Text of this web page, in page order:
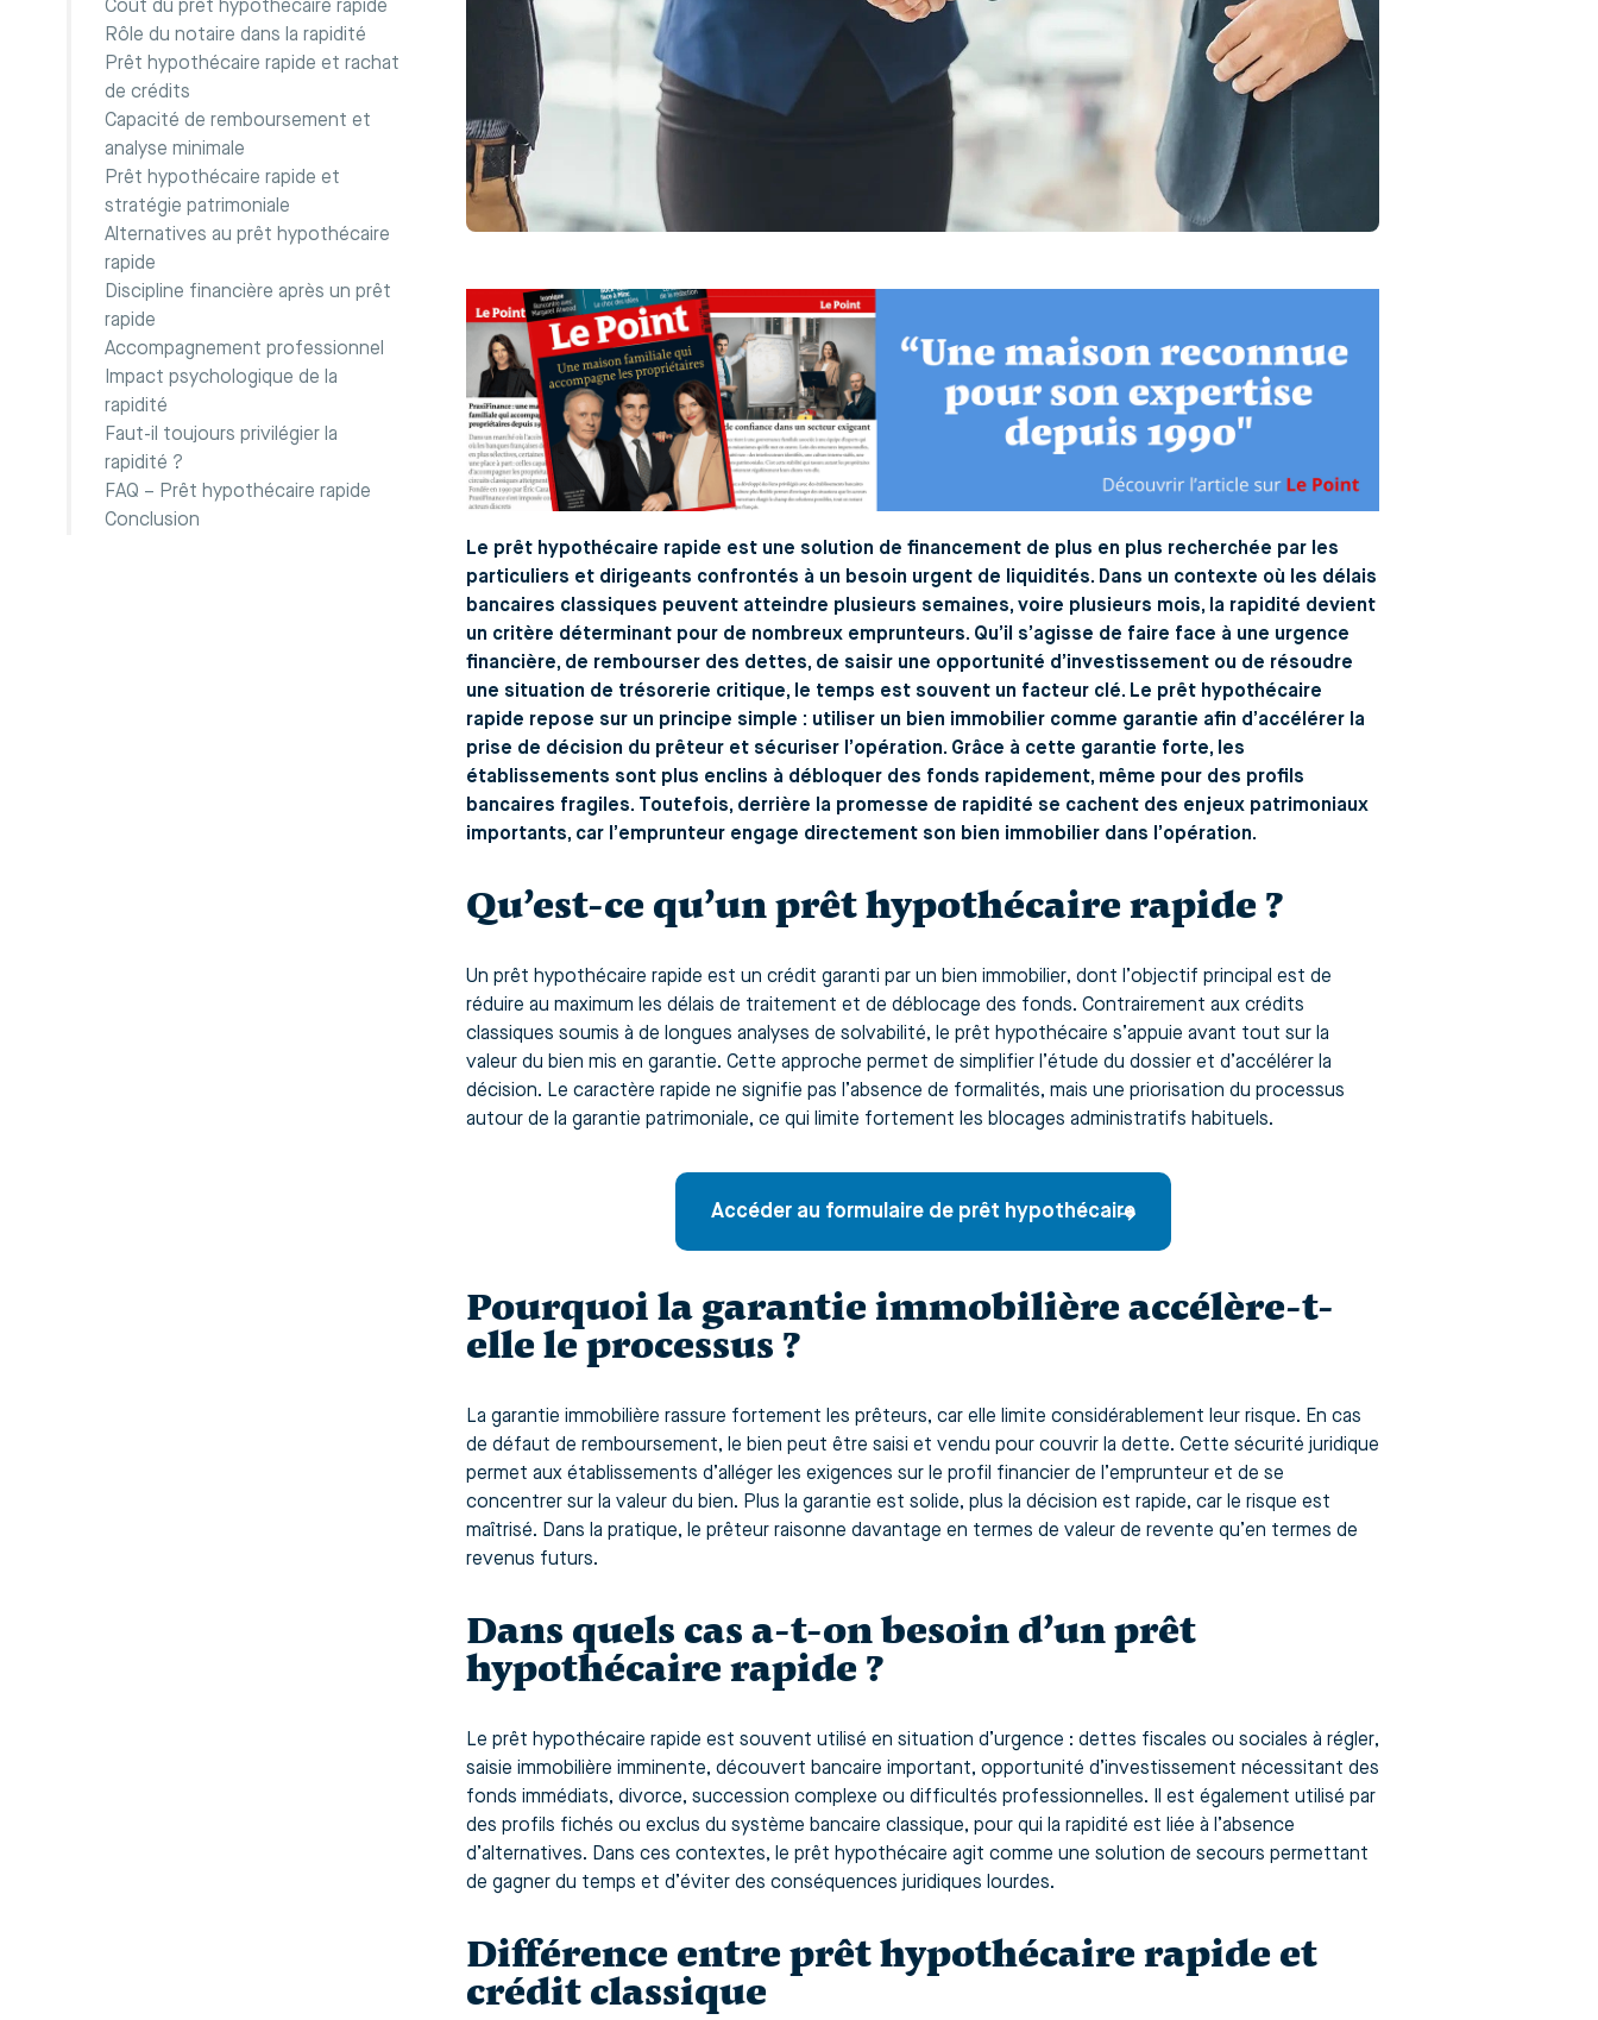
Coût du prêt hypothécaire rapide
Rôle du notaire dans la rapidité
Prêt hypothécaire rapide et rachat
de crédits
Capacité de remboursement et
analyse minimale
Prêt hypothécaire rapide et
stratégie patrimoniale
Alternatives au prêt hypothécaire
rapide
Discipline financière après un prêt
rapide
Accompagnement professionnel
Impact psychologique de la
rapidité
Faut-il toujours privilégier la
rapidité ?
FAQ – Prêt hypothécaire rapide
Conclusion
Le prêt hypothécaire rapide est une solution de financement de plus en plus recherchée par les
particuliers et dirigeants confrontés à un besoin urgent de liquidités. Dans un contexte où les délais
bancaires classiques peuvent atteindre plusieurs semaines, voire plusieurs mois, la rapidité devient
un critère déterminant pour de nombreux emprunteurs. Qu’il s’agisse de faire face à une urgence
financière, de rembourser des dettes, de saisir une opportunité d’investissement ou de résoudre
une situation de trésorerie critique, le temps est souvent un facteur clé. Le prêt hypothécaire
rapide repose sur un principe simple : utiliser un bien immobilier comme garantie afin d’accélérer la
prise de décision du prêteur et sécuriser l’opération. Grâce à cette garantie forte, les
établissements sont plus enclins à débloquer des fonds rapidement, même pour des profils
bancaires fragiles. Toutefois, derrière la promesse de rapidité se cachent des enjeux patrimoniaux
importants, car l’emprunteur engage directement son bien immobilier dans l’opération.
Qu’est-ce qu’un prêt hypothécaire rapide ?
Un prêt hypothécaire rapide est un crédit garanti par un bien immobilier, dont l’objectif principal est de
réduire au maximum les délais de traitement et de déblocage des fonds. Contrairement aux crédits
classiques soumis à de longues analyses de solvabilité, le prêt hypothécaire s’appuie avant tout sur la
valeur du bien mis en garantie. Cette approche permet de simplifier l’étude du dossier et d’accélérer la
décision. Le caractère rapide ne signifie pas l’absence de formalités, mais une priorisation du processus
autour de la garantie patrimoniale, ce qui limite fortement les blocages administratifs habituels.
Accéder au formulaire de prêt hypothécaire
Pourquoi la garantie immobilière accélère-t-
elle le processus ?
La garantie immobilière rassure fortement les prêteurs, car elle limite considérablement leur risque. En cas
de défaut de remboursement, le bien peut être saisi et vendu pour couvrir la dette. Cette sécurité juridique
permet aux établissements d’alléger les exigences sur le profil financier de l’emprunteur et de se
concentrer sur la valeur du bien. Plus la garantie est solide, plus la décision est rapide, car le risque est
maîtrisé. Dans la pratique, le prêteur raisonne davantage en termes de valeur de revente qu’en termes de
revenus futurs.
Dans quels cas a-t-on besoin d’un prêt
hypothécaire rapide ?
Le prêt hypothécaire rapide est souvent utilisé en situation d’urgence : dettes fiscales ou sociales à régler,
saisie immobilière imminente, découvert bancaire important, opportunité d’investissement nécessitant des
fonds immédiats, divorce, succession complexe ou difficultés professionnelles. Il est également utilisé par
des profils fichés ou exclus du système bancaire classique, pour qui la rapidité est liée à l’absence
d’alternatives. Dans ces contextes, le prêt hypothécaire agit comme une solution de secours permettant
de gagner du temps et d’éviter des conséquences juridiques lourdes.
Différence entre prêt hypothécaire rapide et
crédit classique